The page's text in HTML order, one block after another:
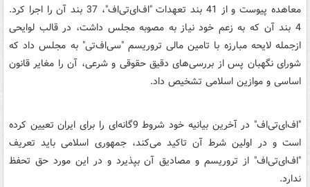
معاهده پیوست و از 41 بند تعهدات "اف‌ای‌تی‌اف"، 37 بند آن را اجرا کرد.
4 بند آن که به زعم خود نیاز به مصوبه مجلس داشت، در قالب لوایحی
ازجمله لایحه مبارزه با تامین مالی تروریسم "سی‌اف‌تی" به مجلس داد که
شورای نگهبان پس از بررسی‌های دقیق حقوقی و شرعی، آن را مغایر قانون
اساسی و موازین اسلامی تشخیص داد.
"اف‌ای‌تی‌اف" در آخرین بیانیه خود شروط 9گانه‌ای را برای ایران تعیین کرده
است و در اولین شرط آن تاکید می‌کند، جمهوری اسلامی باید تعریف
"اف‌ای‌تی‌اف" از تروریسم و مصادیق آن بپذیرد و در این مورد حق تحفظ
ندارد.